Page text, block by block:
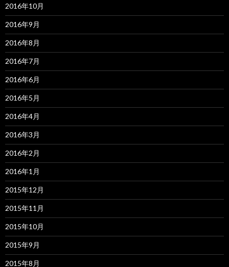
2016年10月
2016年9月
2016年8月
2016年7月
2016年6月
2016年5月
2016年4月
2016年3月
2016年2月
2016年1月
2015年12月
2015年11月
2015年10月
2015年9月
2015年8月